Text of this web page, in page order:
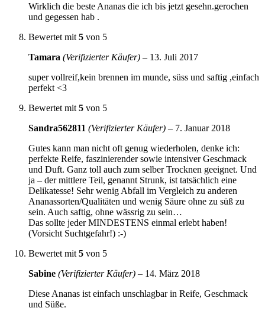
Wirklich die beste Ananas die ich bis jetzt gesehn.gerochen
und gegessen hab .
Bewertet mit 5 von 5
Tamara (Verifizierter Käufer) – 13. Juli 2017
super vollreif,kein brennen im munde, süss und saftig ,einfach
perfekt <3
Bewertet mit 5 von 5
Sandra562811 (Verifizierter Käufer) – 7. Januar 2018
Gutes kann man nicht oft genug wiederholen, denke ich:
perfekte Reife, faszinierender sowie intensiver Geschmack
und Duft. Ganz toll auch zum selber Trocknen geeignet. Und
ja – der mittlere Teil, genannt Strunk, ist tatsächlich eine
Delikatesse! Sehr wenig Abfall im Vergleich zu anderen
Ananassorten/Qualitäten und wenig Säure ohne zu süß zu
sein. Auch saftig, ohne wässrig zu sein…
Das sollte jeder MINDESTENS einmal erlebt haben!
(Vorsicht Suchtgefahr!) :-)
Bewertet mit 5 von 5
Sabine (Verifizierter Käufer) – 14. März 2018
Diese Ananas ist einfach unschlagbar in Reife, Geschmack
und Süße.